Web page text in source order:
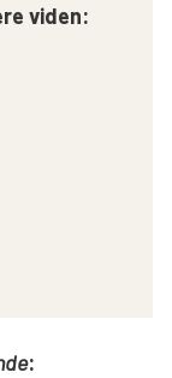
viden:
: